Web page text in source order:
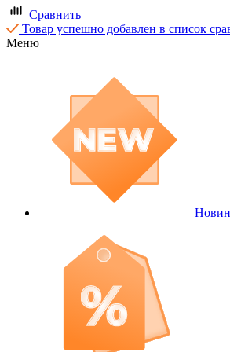
Сравнить
Товар успешно добавлен в список
Меню